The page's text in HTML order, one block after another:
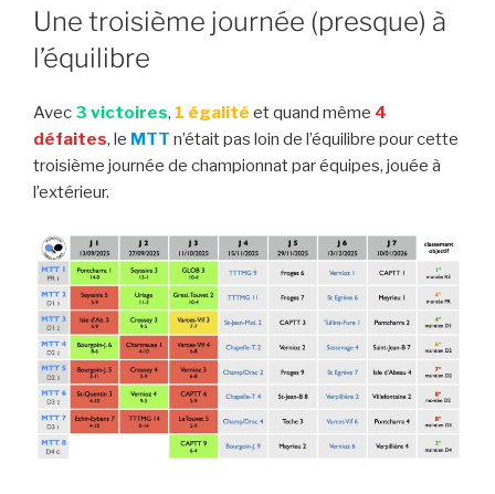
LE
Une troisième journée (presque) à
l’équilibre
Avec 3 victoires, 1 égalité et quand même 4
défaites, le MTT n’était pas loin de l’équilibre pour cette
troisième journée de championnat par équipes, jouée à
l’extérieur.